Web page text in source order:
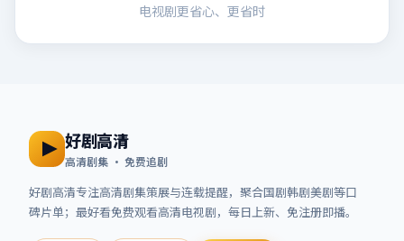
电视剧更省心、更省时
好剧高清
高清剧集 · 免费追剧
好剧高清专注高清剧集策展与连载提醒，聚合国剧韩剧美剧等口
碑片单； 最好看免费观看高清电视剧，每日上新、免注册即播。